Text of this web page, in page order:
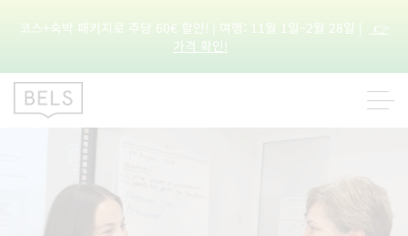
코스+숙박 패키지로 주당 60€ 할인! | 여행: 11월 1일–2월 28일 |
👉
가격 확인!